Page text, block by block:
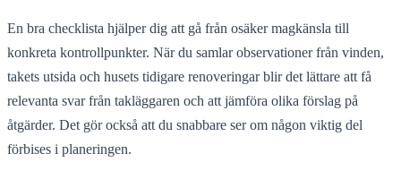
En bra checklista hjälper dig att gå från osäker magkänsla till
konkreta kontrollpunkter. När du samlar observationer från vinden,
takets utsida och husets tidigare renoveringar blir det lättare att få
relevanta svar från takläggaren och att jämföra olika förslag på
åtgärder. Det gör också att du snabbare ser om någon viktig del
förbises i planeringen.